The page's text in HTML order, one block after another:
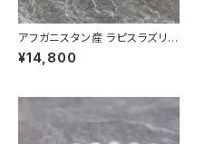
アフガニスタン産 ラピスラズリ
天珠ブレスレット
¥14,800